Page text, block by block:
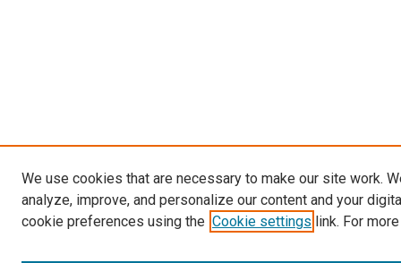
We use cookies that are necessary to make our site work.
analyze, improve, and personalize our content and your
cookie preferences using the Cookie settings link. For